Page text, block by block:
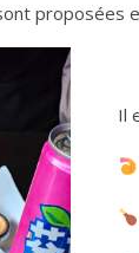
proposées
Il